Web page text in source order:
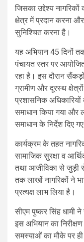
जिसका उद्देश्य
क्षेत्र में प्रदान करना
सुनिश्चित करना है।
यह अभियान 45 दिनों
पंचायत स्तर पर आयोजित
रहा है। इस दौरान
ग्रामीण और दूरस्थ
प्रशासनिक
समाधान किया गया और
समाधान के निर्देश दिए
कार्यक्रम के तहत
सामाजिक सुरक्षा व
तथा आजीविका से जुड़ी
तक लाखों नागरिकों ने
प्रत्यक्ष लाभ लिया है।
सीएम पुष्कर सिंह
इस अभियान का
समस्याओं का मौके पर ही